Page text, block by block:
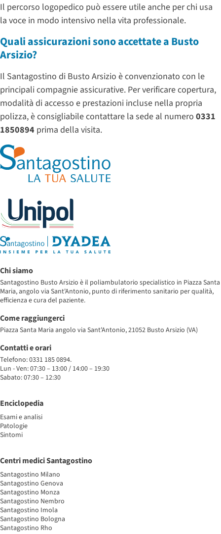
Il percorso logopedico può essere utile anche per chi usa
la voce in modo intensivo nella vita professionale.
Quali assicurazioni sono accettate a Busto
Arsizio?
Il Santagostino di Busto Arsizio è convenzionato con le
principali compagnie assicurative. Per verificare copertura,
modalità di accesso e prestazioni incluse nella propria
polizza, è consigliabile contattare la sede al numero 0331
1850894 prima della visita.
Chi siamo
Santagostino Busto Arsizio è il poliambulatorio specialistico in Piazza Santa
Maria, angolo via Sant'Antonio, punto di riferimento sanitario per qualità,
efficienza e cura del paziente.
Come raggiungerci
Piazza Santa Maria angolo via Sant'Antonio, 21052 Busto Arsizio (VA)
Contatti e orari
Telefono: 0331 185 0894.
Lun - Ven: 07:30 – 13:00 / 14:00 – 19:30
Sabato: 07:30 – 12:30
Enciclopedia
Esami e analisi
Patologie
Sintomi
Centri medici Santagostino
Santagostino Milano
Santagostino Genova
Santagostino Monza
Santagostino Nembro
Santagostino Imola
Santagostino Bologna
Santagostino Rho